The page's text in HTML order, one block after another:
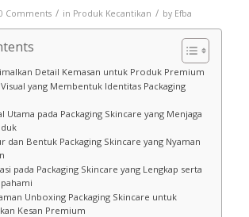
Comments / in Produk Kecantikan / by Efba
Detail Kemasan untuk Produk Premium
Visual yang Membentuk Identitas Packaging
Utama pada Packaging Skincare yang Menjaga
dan Bentuk Packaging Skincare yang Nyaman
pada Packaging Skincare yang Lengkap serta
Unboxing Packaging Skincare untuk
Kesan Premium